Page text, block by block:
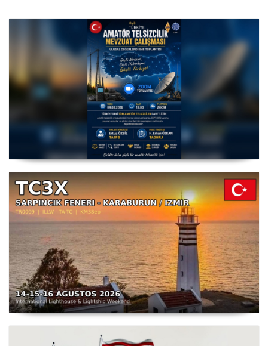
Amatör Telsizcilik Mevzuat Çalışması
TC3X - Sarpıncık Feneri'nden ILLW'de Aktif Olacak - 14-